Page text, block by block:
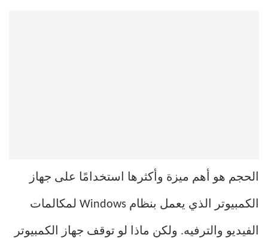
الحجم هو أهم ميزة وأكثرها استخدامًا على جهاز
الكمبيوتر الذي يعمل بنظام Windows لمكالمات
الفيديو والترفيه. ولكن ماذا لو توقف جهاز الكمبيوتر